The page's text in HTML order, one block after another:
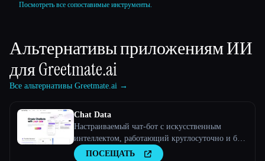
Посмотреть все сопоставимые инструменты.
Альтернативы приложениям ИИ
дляGreetmate.ai
Все альтернативы Greetmate.ai →
Chat Data
Настраиваемый чат-бот с искусственным
интеллектом, работающий круглосуточно и без
выходных
ПОСЕЩАТЬ